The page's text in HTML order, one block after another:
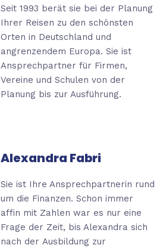
Seit 1993 berät sie bei der Planung
Ihrer Reisen zu den schönsten
Orten in Deutschland und
angrenzendem Europa.Sie ist
Ansprechpartner für Firmen,
Vereine und Schulen von der
Planung bis zur Ausführung.
Alexandra Fabri
Sie ist Ihre Ansprechpartnerin rund
um die Finanzen.Schon immer
affin mit Zahlen war es nur eine
Frage der Zeit, bis Alexandra sich
nach derAusbildung zur